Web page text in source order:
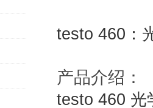
testo 460：
产品介绍：
testo 460 光